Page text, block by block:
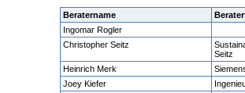
Beratername
Ingomar Rogler
Christopher Seitz
Seitz
Heinrich Merk
Joey Kiefer